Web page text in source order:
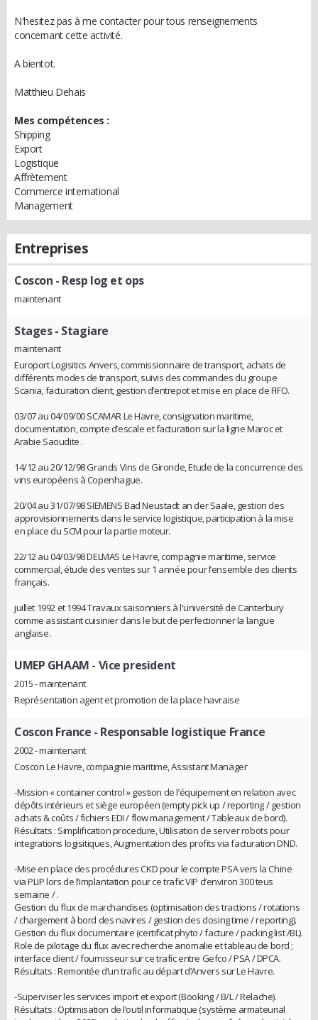
N'hesitez pas à me contacter pour tous renseignements
concernant cette activité.
A bientot.
Matthieu Dehais
Mes compétences :
Shipping
Export
Logistique
Affrètement
Commerce international
Management
Entreprises
Coscon - Resp log et ops
maintenant
Stages- Stagiare
maintenant
Europort Logisitics Anvers, commissionnaire de transport, achats de
différents modes de transport, suivis des commandes du groupe
Scania, facturation client, gestion d’entrepot et mise en place de FIFO.
03/07 au 04/09/00 SCAMAR Le Havre, consignation maritime,
documentation, compte d’escale et facturation sur la ligne Maroc et
Arabie Saoudite .
14/12 au 20/12/98 Grands Vins de Gironde, Etude de la concurrence des
vins européens à Copenhague.
20/04 au 31/07/98 SIEMENS Bad Neustadt an der Saale, gestion des
approvisionnements dans le service logistique, participation à la mise
en place du SCM pour la partie moteur.
22/12 au 04/03/98 DELMAS Le Havre, compagnie maritime, service
commercial, étude des ventes sur 1 année pour l’ensemble des clients
français.
juillet 1992 et 1994 Travaux saisonniers à l'université de Canterbury
comme assistant cuisinier dans le but de perfectionner la langue
anglaise.
UMEP GHAAM - Vice president
2015 - maintenant
Représentation agent et promotion de la place havraise
Coscon France - Responsable logistique France
2002 - maintenant
Coscon Le Havre, compagnie maritime, Assistant Manager
-Mission « container control » gestion de l’équipement en relation avec
dépôts intérieurs et siège européen (empty pick up / reporting / gestion
achats & coûts / fichiers EDI / flow management / Tableaux de bord).
Résultats : Simplification procedure, Utilisation de server robots pour
integrations logisitiques, Augmentation des profits via facturation DND.
-Mise en place des procédures CKD pour le compte PSA vers la Chine
via PLIP lors de l’implantation pour ce trafic VIP d’environ 300 teus
semaine / .
Gestion du flux de marchandises (optimisation des tractions / rotations
/ chargement à bord des navires / gestion des closing time / reporting).
Gestion du flux documentaire (certificat phyto / facture / packing list /BL).
Role de pilotage du flux avec recherche anomalie et tableau de bord ;
interface client / fournisseur sur ce trafic entre Gefco / PSA / DPCA.
Résultats : Remontée d’un trafic au départ d’Anvers sur Le Havre.
-Superviser les services import et export (Booking / B/L / Relache).
Résultats : Optimisation de l’outil informatique (système armateurial